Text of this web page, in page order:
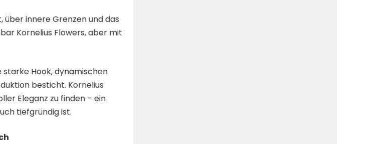
über innere Grenzen und das
Kornelius Flowers, aber mit
starke Hook, dynamischen
besticht. Kornelius
Eleganz zu finden – ein
tiefgründig ist.